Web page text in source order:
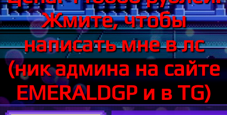
Жмите, чтобы
написать мне в лс
(ник админа на сайте
EMERALDGP и в TG)